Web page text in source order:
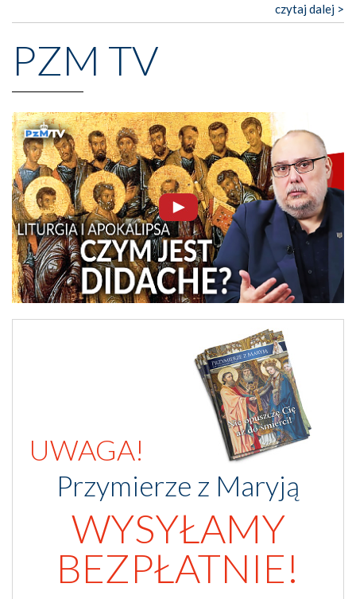
czytaj dalej >
PZM TV
UWAGA!
Przymierze z Maryją
WYSYŁAMY
BEZPŁATNIE!